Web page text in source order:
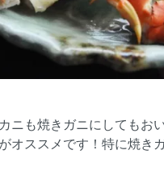
ニも焼きガニにしてもお
オススメです！特に焼き